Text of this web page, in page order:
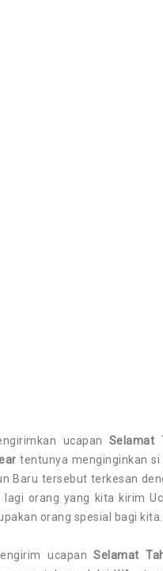
ucapan Selamat
tentunya menginginkan
Baru tersebut terkesan
lagi orang yang kita kirim
orang spesial bagi kita.
ucapanSelamat